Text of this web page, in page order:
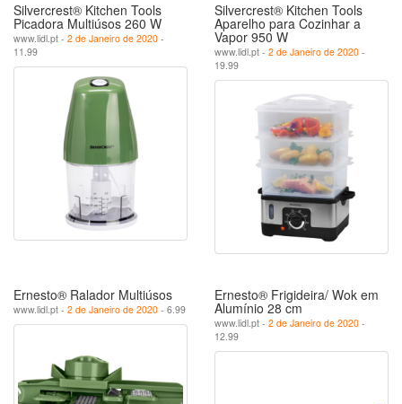
Silvercrest® Kitchen Tools
Picadora Multiúsos 260 W
www.lidl.pt - 2 de Janeiro de 2020 -
11.99
Silvercrest® Kitchen Tools
Aparelho para Cozinhar a
Vapor 950 W
www.lidl.pt - 2 de Janeiro de 2020 -
19.99
Ernesto® Ralador Multiúsos
www.lidl.pt - 2 de Janeiro de 2020 - 6.99
Ernesto® Frigideira/ Wok em
Alumínio 28 cm
www.lidl.pt - 2 de Janeiro de 2020 -
12.99